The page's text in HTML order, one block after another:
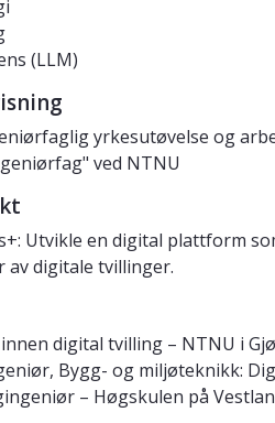
(LLM)
yrkesutøvelse og
ved NTNU
Utvikle en digital plattform
digitale tvillinger.
digital tvilling – NTNU i
Bygg- og miljøteknikk:
– Høgskulen på